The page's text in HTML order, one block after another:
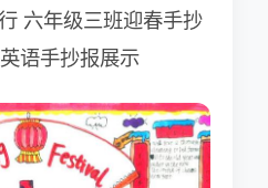
六年级三班迎春手抄
语手抄报展示